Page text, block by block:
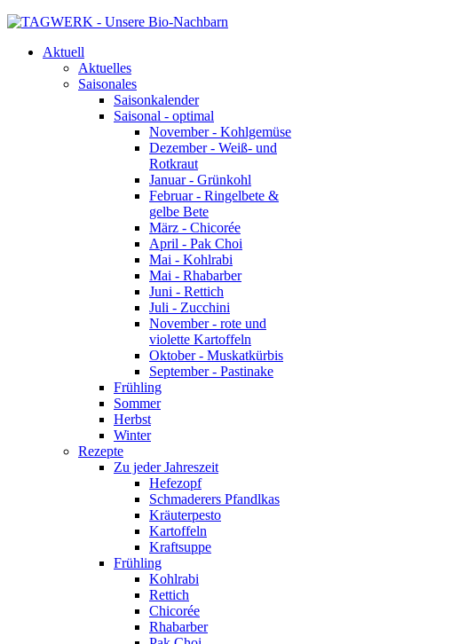
Aktuell
Aktuelles
Saisonales
Saisonkalender
Saisonal - optimal
November - Kohlgemüse
Dezember - Weiß- und
Rotkraut
Januar - Grünkohl
Februar - Ringelbete &
gelbe Bete
März - Chicorée
April - Pak Choi
Mai - Kohlrabi
Mai - Rhabarber
Juni - Rettich
Juli - Zucchini
November - rote und
violette Kartoffeln
Oktober - Muskatkürbis
September - Pastinake
Frühling
Sommer
Herbst
Winter
Rezepte
Zu jeder Jahreszeit
Hefezopf
Schmaderers Pfandlkas
Kräuterpesto
Kartoffeln
Kraftsuppe
Frühling
Kohlrabi
Rettich
Chicorée
Rhabarber